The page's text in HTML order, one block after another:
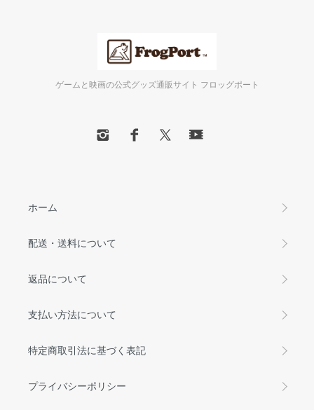
ゲームと映画の公式グッズ通販サイト フロッグポート
ホーム
配送・送料について
返品について
支払い方法について
特定商取引法に基づく表記
プライバシーポリシー